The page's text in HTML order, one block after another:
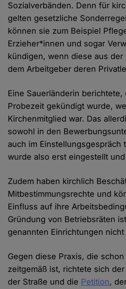
Sozialverbänden. Denn für
gelten gesetzliche
können sie zum Beispiel
Erzieher*innen und sogar
kündigen, wenn diese aus
dem Arbeitgeber deren
Eine Sauerländerin
Probezeit gekündigt wurde,
Kirchenmitglied war. Das
sowohl in den
auch im Einstellungsgespräch
wurde also erst eingestellt
Zudem haben kirchlich
Mitbestimmungsrechte und
Einfluss auf ihre
Gründung von Betriebsräten
genannten Einrichtungen
Gegen diese Praxis, die
zeitgemäß ist, richtete sich
der Straße und die Petition,